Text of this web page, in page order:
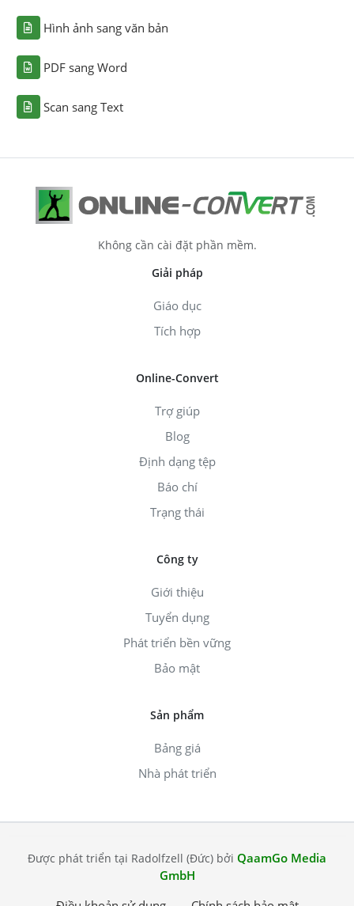
Hình ảnh sang văn bản
PDF sang Word
Scan sang Text
Không cần cài đặt phần mềm.
Giải pháp
Giáo dục
Tích hợp
Online-Convert
Trợ giúp
Blog
Định dạng tệp
Báo chí
Trạng thái
Công ty
Giới thiệu
Tuyển dụng
Phát triển bền vững
Bảo mật
Sản phẩm
Bảng giá
Nhà phát triển
Được phát triển tại Radolfzell (Đức) bởi QaamGo Media
GmbH